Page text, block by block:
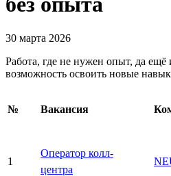
30 марта 2026
Работа, где не нужен опыт, да
возможность освоить новые
№ Вакансия
1
Оператор колл-
центра